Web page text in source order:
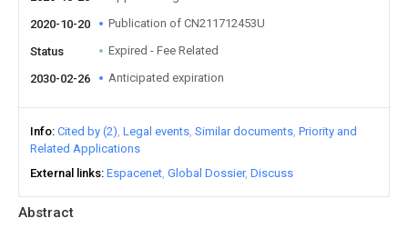
Abstract
2020-10-20 Publication of CN211712453U
Status Expired - Fee Related
2030-02-26 Anticipated expiration
Info Cited by (2) Legal events Similar documents Priority and
Related Applications
External links Espacenet Global Dossier Discuss